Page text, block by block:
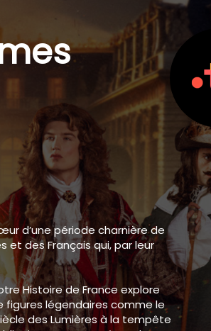
d’une période charnière de
et des Français qui, par leur
Histoire de Franceexplore
figures légendaires comme le
des Lumières à la tempête